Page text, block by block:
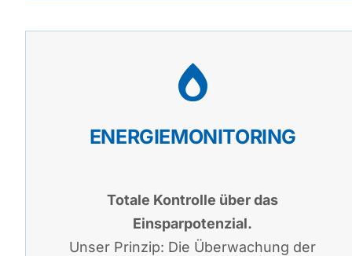
ENERGIEMONITORING
Totale Kontrolle über das
Einsparpotenzial.
Unser Prinzip: Die Überwachung der